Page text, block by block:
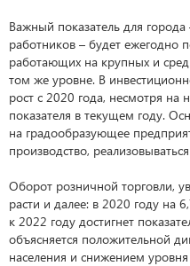
Важный показатель для
работников – будет ежегодно
работающих на крупных и
том же уровне. В
рост с 2020 года, несмотря на
показателя в текущем году.
на градообразующее
производство,
Оборот розничной торговли,
расти и далее: в 2020 году на
к 2022 году достигнет
объясняется положительной
населения и снижением